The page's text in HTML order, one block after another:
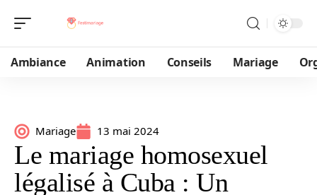
Ambiance Animation Conseils Mariage
Mariage 13 mai 2024
Le mariage homosexuel
légalisé à Cuba : Un